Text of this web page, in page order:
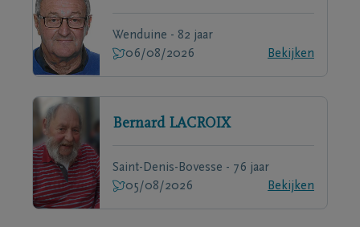
Wenduine - 82 jaar
06/08/2026
Bekijken
Bernard LACROIX
Saint-Denis-Bovesse - 76 jaar
05/08/2026
Bekijken